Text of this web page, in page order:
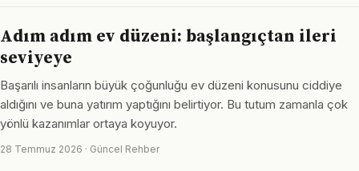
Adım adım ev düzeni: başlangıçtan ileri
seviyeye
Başarılı insanların büyük çoğunluğu ev düzeni konusunu ciddiye
aldığını ve buna yatırım yaptığını belirtiyor. Bu tutum zamanla çok
yönlü kazanımlar ortaya koyuyor.
28 Temmuz 2026 · Güncel Rehber